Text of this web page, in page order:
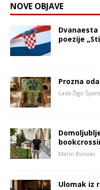
NOVE OBJAVE
poezije
Prozna
Lada Žigo
Marin Buovac
Ulomak iz